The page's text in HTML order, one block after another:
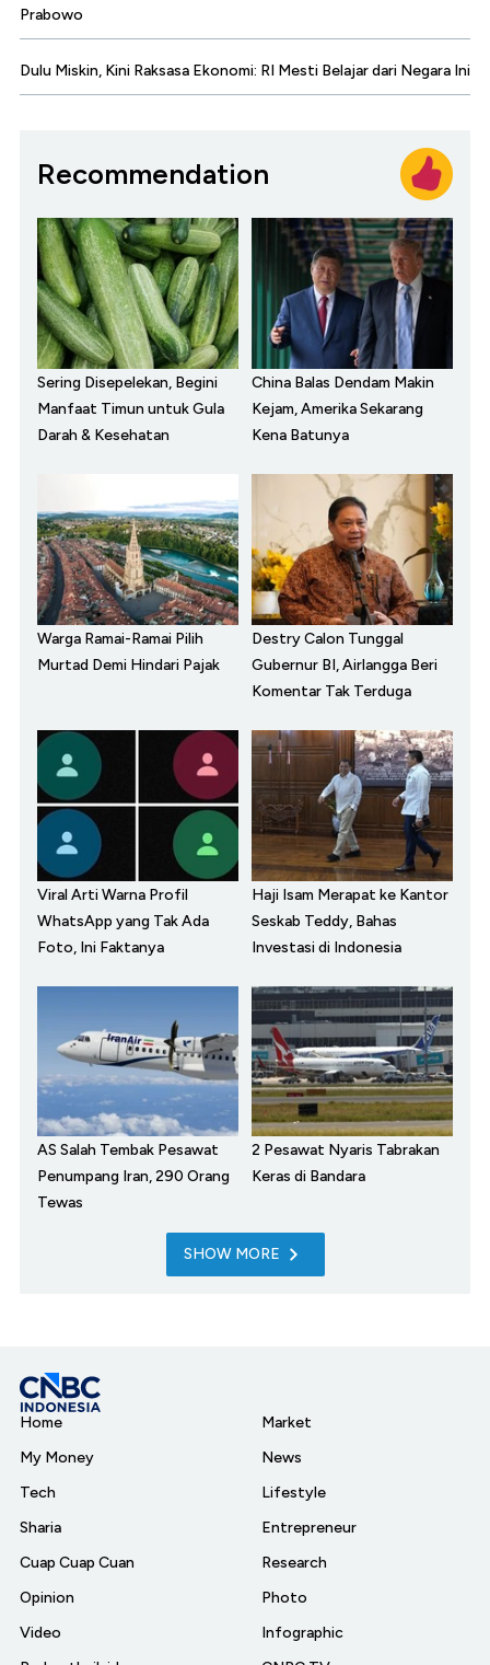
Prabowo
Dulu Miskin, Kini Raksasa Ekonomi: RI Mesti Belajar dari Negara Ini
Recommendation
Sering Disepelekan, Begini
Manfaat Timun untuk Gula
Darah & Kesehatan
China Balas Dendam Makin
Kejam, Amerika Sekarang
Kena Batunya
Warga Ramai-Ramai Pilih
Murtad Demi Hindari Pajak
Destry Calon Tunggal
Gubernur BI, Airlangga Beri
Komentar Tak Terduga
Viral Arti Warna Profil
WhatsApp yang Tak Ada
Foto, Ini Faktanya
Haji Isam Merapat ke Kantor
Seskab Teddy, Bahas
Investasi di Indonesia
AS Salah Tembak Pesawat
Penumpang Iran, 290 Orang
Tewas
2 Pesawat Nyaris Tabrakan
Keras di Bandara
SHOW MORE
Home
My Money
Tech
Sharia
Cuap Cuap Cuan
Opinion
Video
Market
News
Lifestyle
Entrepreneur
Research
Photo
Infographic